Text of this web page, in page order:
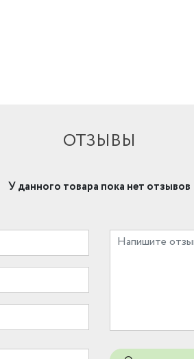
ОТЗЫВЫ
У данного товара пока нет отзывов